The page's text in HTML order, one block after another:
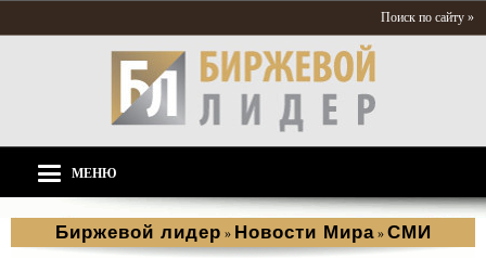
Поиск по сайту »
МЕНЮ
Биржевой лидер » Новости Мира » СМИ